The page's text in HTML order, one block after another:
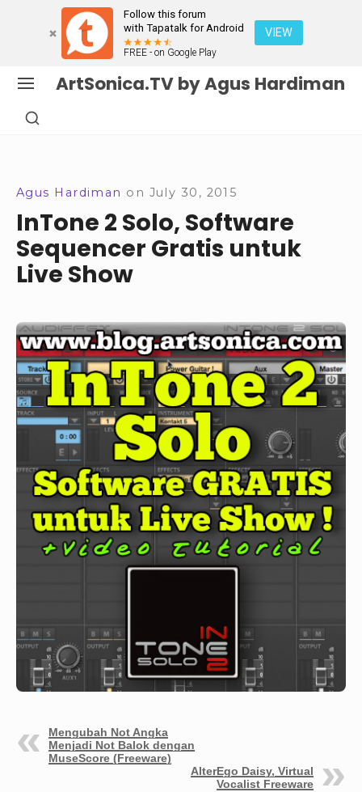
Follow this forum
with Tapatalk for Android
FREE - on Google Play
VIEW
Skip
content
ArtSonica.TV by Agus Hardiman
SITE
SHOW
Agus Hardiman on July 30, 2015
InTone 2 Solo, Software
Sequencer Gratis untuk
Live Show
Mengubah Not Angka
Menjadi Not Balok dengan
MuseScore (Freeware)
AlterEgo Daisy, Virtual
Vocalist Freeware